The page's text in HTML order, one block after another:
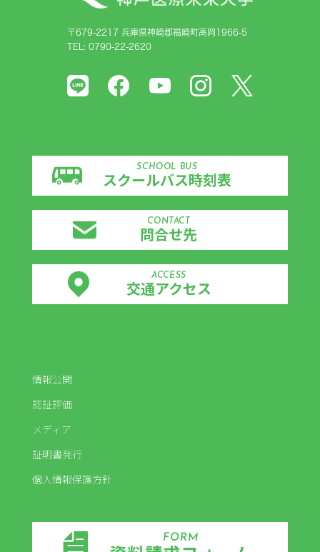
〒679-2217 兵庫県神崎郡福崎町高岡1966-5
TEL: 0790-22-2620
SCHOOL BUS
スクールバス時刻表
CONTACT
問合せ先
ACCESS
交通アクセス
情報公開
認証評価
メディア
証明書発行
個人情報保護方針